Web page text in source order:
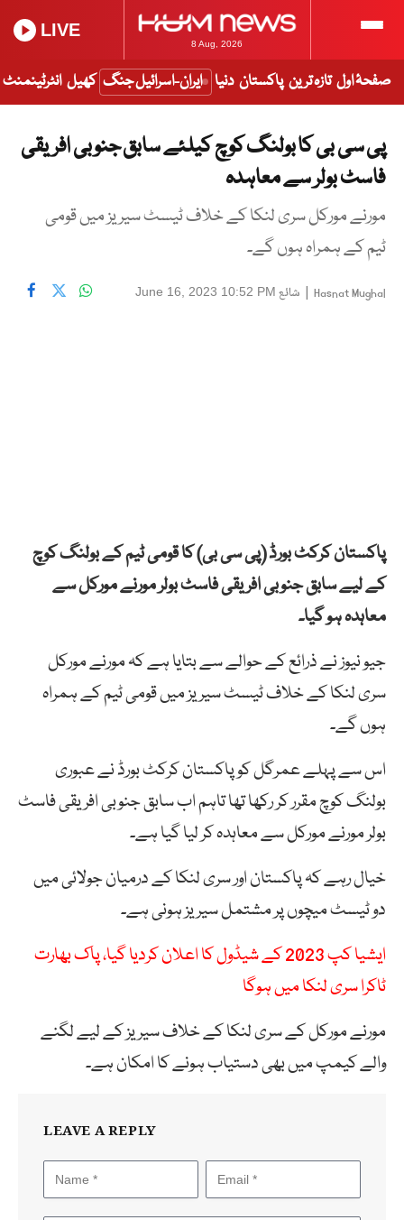
8 Aug, 2026
LIVE
صفحۂ اول تازہ ترین پاکستان دنیا ایران-اسرائیل جنگ کھیل انٹرٹینمنٹ
پی سی بی کا بولنگ کوچ کیلئے سابق جنوبی افریقی
فاسٹ بولر سے معاہدہ
مورنے مورکل سری لنکا کے خلاف ٹیسٹ سیریز میں قومی
ٹیم کے ہمراہ ہوں گے۔
Hasnat Mughal
| شائع June 16, 2023 10:52 PM
پاکستان کرکٹ بورڈ (پی سی بی) کا قومی ٹیم کے بولنگ کوچ
کے لیے سابق جنوبی افریقی فاسٹ بولر مورنے مورکل سے
معاہدہ ہو گیا۔
جیو نیوز نے ذرائع کے حوالے سے بتایا ہے کہ مورنے مورکل
سری لنکا کے خلاف ٹیسٹ سیریز میں قومی ٹیم کے ہمراہ
ہوں گے۔
اس سے پہلے عمرگل کو پاکستان کرکٹ بورڈ نے عبوری
بولنگ کوچ مقرر کر رکھا تھا تاہم اب سابق جنوبی افریقی فاسٹ
بولر مورنے مورکل سے معاہدہ کر لیا گیا ہے۔
خیال رہے کہ پاکستان اور سری لنکا کے درمیان جولائی میں
دو ٹیسٹ میچوں پر مشتمل سیریز ہونی ہے۔
ایشیا کپ 2023 کے شیڈول کا اعلان کردیا گیا، پاک بھارت
ٹاکرا سری لنکا میں ہوگا
مورنے مورکل کے سری لنکا کے خلاف سیریز کے لیے لگنے
والے کیمپ میں بھی دستیاب ہونے کا امکان ہے۔
LEAVE A REPLY